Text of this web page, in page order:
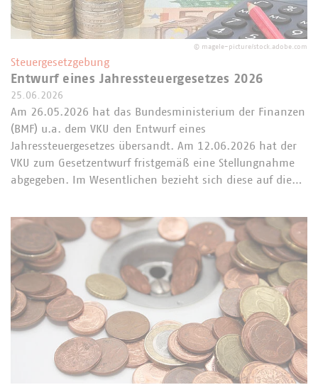
© magele-picture/stock.adobe.com
Steuergesetzgebung
Entwurf eines Jahressteuergesetzes 2026
25.06.2026
Am 26.05.2026 hat das Bundesministerium der Finanzen
(BMF) u.a. dem VKU den Entwurf eines
Jahressteuergesetzes übersandt. Am 12.06.2026 hat der
VKU zum Gesetzentwurf fristgemäß eine Stellungnahme
abgegeben. Im Wesentlichen bezieht sich diese auf die…